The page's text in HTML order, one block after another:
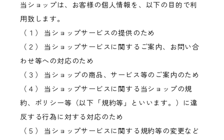
当ショップは、お客様の個人情報を、以下の目的で利
用致します。
（１） 当ショップサービスの提供のため
（２） 当ショップサービスに関するご案内、お問い合
わせ等への対応のため
（３） 当ショップの商品、サービス等のご案内のため
（４） 当ショップサービスに関する当ショップの規
約、ポリシー等（以下「規約等」といいます。）に違
反する行為に対する対応のため
（５） 当ショップサービスに関する規約等の変更など